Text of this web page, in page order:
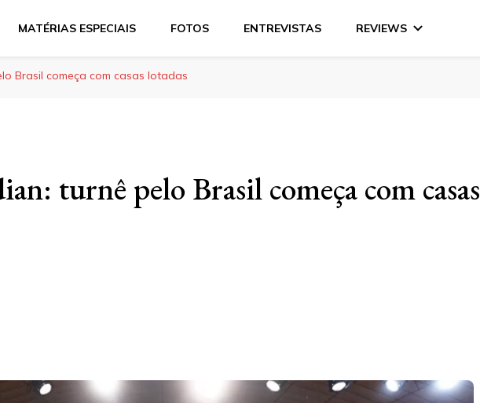
MATÉRIAS ESPECIAIS FOTOS ENTREVISTAS REVIEWS
Brasil começa com casas lotadas
turnê pelo Brasil começa com casas